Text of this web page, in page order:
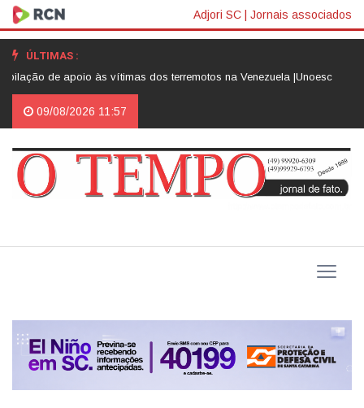
Adjori SC | Jornais associados
ÚLTIMAS :
de apoio às vítimas dos terremotos na Venezuela |Unoesc
09/08/2026 11:57